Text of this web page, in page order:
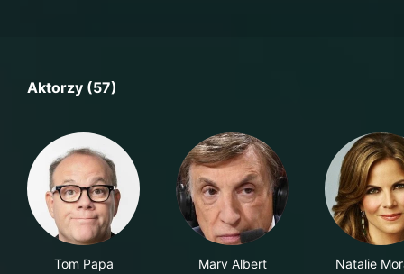
Aktorzy (57)
Tom Papa
Marv Albert
Natalie